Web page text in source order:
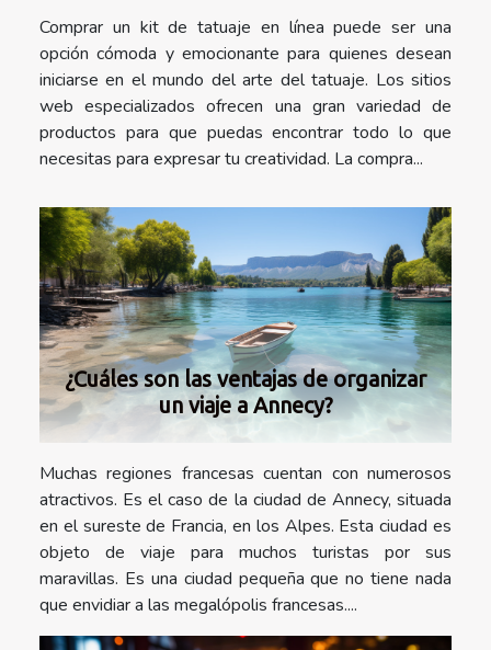
Comprar un kit de tatuaje en línea puede ser una
opción cómoda y emocionante para quienes desean
iniciarse en el mundo del arte del tatuaje. Los sitios
web especializados ofrecen una gran variedad de
productos para que puedas encontrar todo lo que
necesitas para expresar tu creatividad. La compra...
¿Cuáles son las ventajas de organizar
un viaje a Annecy?
Muchas regiones francesas cuentan con numerosos
atractivos. Es el caso de la ciudad de Annecy, situada
en el sureste de Francia, en los Alpes. Esta ciudad es
objeto de viaje para muchos turistas por sus
maravillas. Es una ciudad pequeña que no tiene nada
que envidiar a las megalópolis francesas....